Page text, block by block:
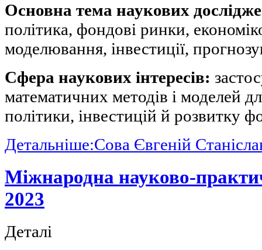
Основна тема наукових
політика, фондові ринки,
моделювання, інвестиції,
Сфера наукових інтересів:
математичних методів і моделей
політики, інвестицій й розвитку
Детальніше:Сова Євгеній
Міжнародна науково-
2023
Деталі